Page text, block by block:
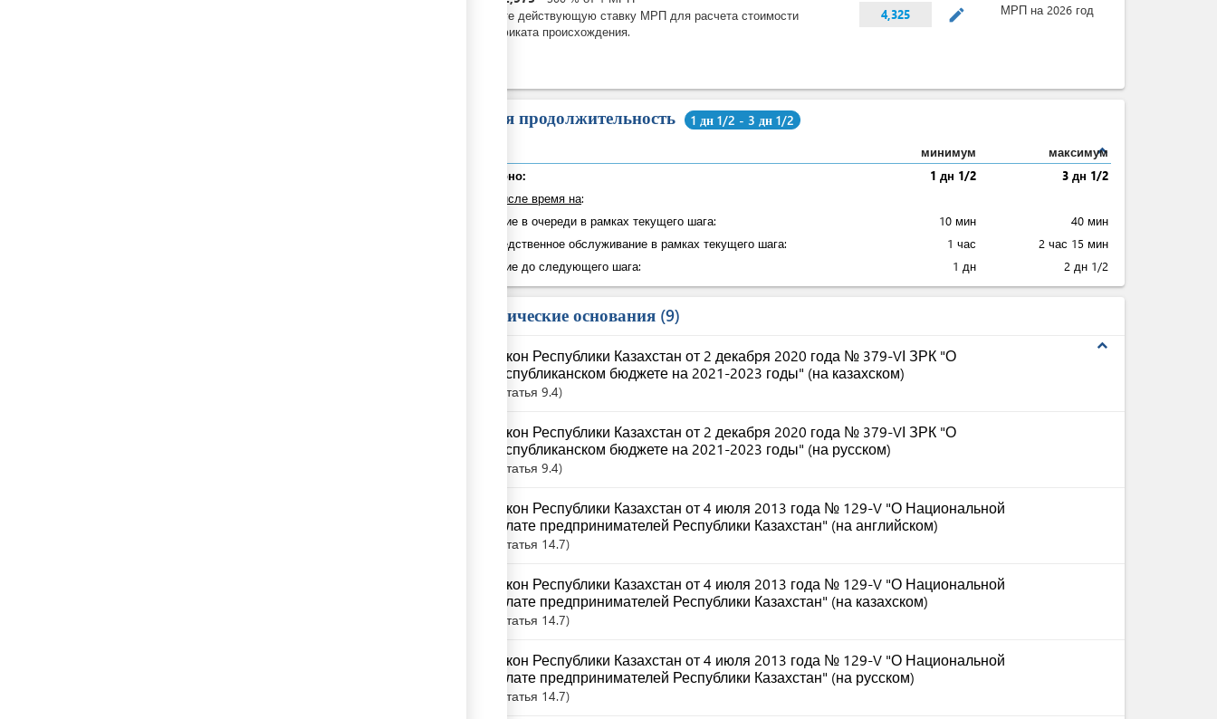
Введите действующую ставку МРП для расчета стоимости
сертификата происхождения.
4,325 mode_edit МРП на 2026 год
Общая продолжительность 1 дн 1/2 - 3 дн 1/2
expand_less
минимум
максимум
Суммарно:
1 дн 1/2
3 дн 1/2
в том числе время на:
Ожидание в очереди в рамках текущего шага:
10 мин
40 мин
Непосредственное обслуживание в рамках текущего шага:
1 час
2 час 15 мин
Ожидание до следующего шага:
1 дн 2 дн 1/2
Юридические основания 9
expand_less
Закон Республики Казахстан от 2 декабря 2020 года № 379-VІ ЗРК "О
республиканском бюджете на 2021-2023 годы" (на казахском)
Статья 9.4
Закон Республики Казахстан от 2 декабря 2020 года № 379-VІ ЗРК "О
республиканском бюджете на 2021-2023 годы" (на русском)
Статья 9.4
Закон Республики Казахстан от 4 июля 2013 года № 129-V "О Национальной
палате предпринимателей Республики Казахстан" (на английском)
Статья 14.7
Закон Республики Казахстан от 4 июля 2013 года № 129-V "О Национальной
палате предпринимателей Республики Казахстан" (на казахском)
Статья 14.7
Закон Республики Казахстан от 4 июля 2013 года № 129-V "О Национальной
палате предпринимателей Республики Казахстан" (на русском)
Статья 14.7